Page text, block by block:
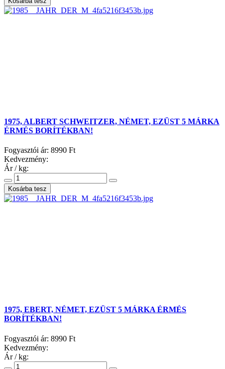
1975, ALBERT SCHWEITZER, NÉMET, EZÜST 5 MÁRKA
ÉRMÉS BORÍTÉKBAN!
Fogyasztói ár: 8990 Ft
Kedvezmény:
Ár / kg:
1975, EBERT, NÉMET, EZÜST 5 MÁRKA ÉRMÉS
BORÍTÉKBAN!
Fogyasztói ár: 8990 Ft
Kedvezmény:
Ár / kg: